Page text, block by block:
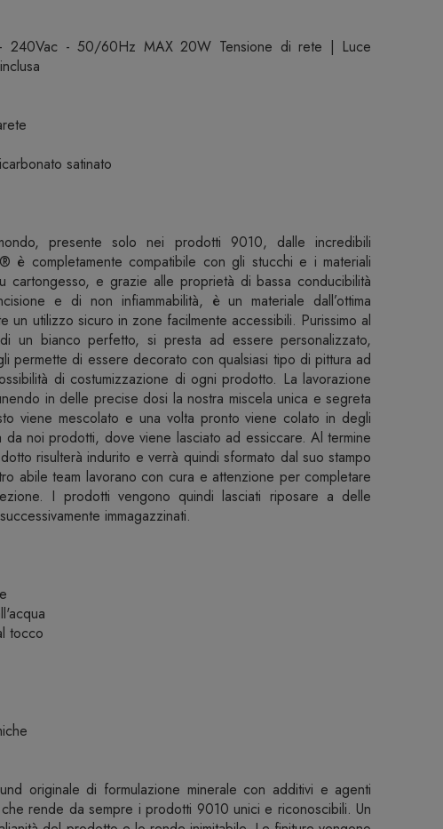
240Vac - 50/60Hz MAX 20W Tensione di rete | Luce
satinato
presente solo nei prodotti 9010, dalle incredibili
è completamente compatibile con gli stucchi e i materiali
cartongesso, e grazie alle proprietà di bassa conducibilità
e di non infiammabilità, è un materiale dall’ottima
un utilizzo sicuro in zone facilmente accessibili. Purissimo al
un bianco perfetto, si presta ad essere personalizzato,
permette di essere decorato con qualsiasi tipo di pittura ad
di costumizzazione di ogni prodotto. La lavorazione
in delle precise dosi la nostra miscela unica e segreta
viene mescolato e una volta pronto viene colato in degli
da noi prodotti, dove viene lasciato ad essiccare. Al termine
risulterà indurito e verrà quindi sformato dal suo stampo
abile team lavorano con cura e attenzione per completare
I prodotti vengono quindi lasciati riposare a delle
immagazzinati.
tocco
originale di formulazione minerale con additivi e agenti
rende da sempre i prodotti 9010 unici e riconoscibili. Un